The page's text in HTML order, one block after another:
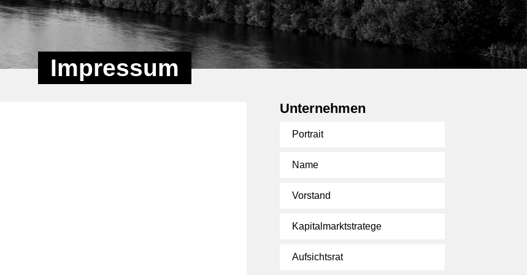
Impressum
Unternehmen
Portrait
Name
Vorstand
Kapitalmarktstratege
Aufsichtsrat